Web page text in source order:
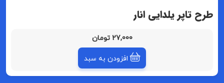
طرح تاپر یلدایی انار
27,000 تومان
افزودن به سبد